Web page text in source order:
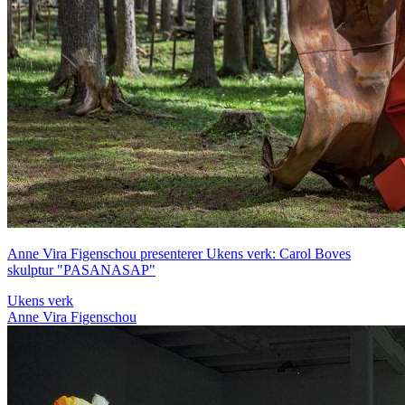
Anne Vira Figenschou presenterer Ukens verk: Carol Boves
skulptur "PASANASAP"
Ukens verk
Anne Vira Figenschou